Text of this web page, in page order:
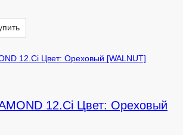
12.Ci Цвет: Ореховый